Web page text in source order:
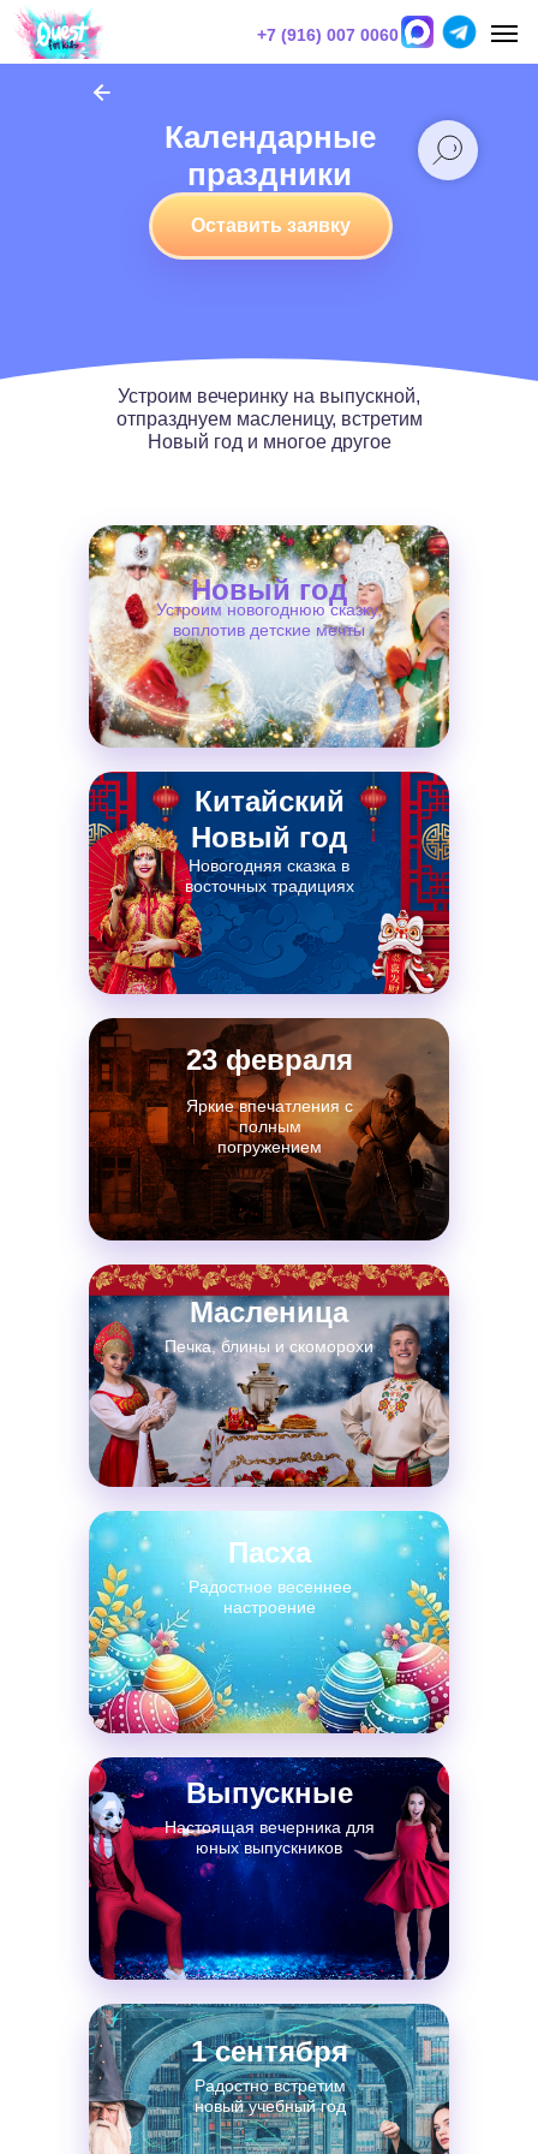
+7 (916) 007 0060
Календарные
праздники
Устроим вечеринку на выпускной,
отпразднуем масленицу, встретим
Новый год и многое другое
Оставить заявку
Новый год
Устроим новогоднюю сказку,
воплотив детские мечты
Китайский
Новый год
Новогодняя сказка в
восточных традициях
23 февраля
Яркие впечатления с
полным
погружением
Масленица
Печка, блины и скоморохи
Пасха
Радостное весеннее
настроение
Выпускные
Настоящая вечерника для
юных выпускников
1 сентября
Радостно встретим
новый учебный год